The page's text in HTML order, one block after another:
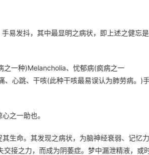
易发抖，其中最显明之病状，即上述之健忘是
一种)Melancholia、忧郁病(疯病之一
心跳、干咳(此种干咳最易误认为肺劳病。)
之一助也。
生命。其发现之病状，为脑神经衰弱、记忆
接之力，而成为阴萎症。梦中漏泄精液，或